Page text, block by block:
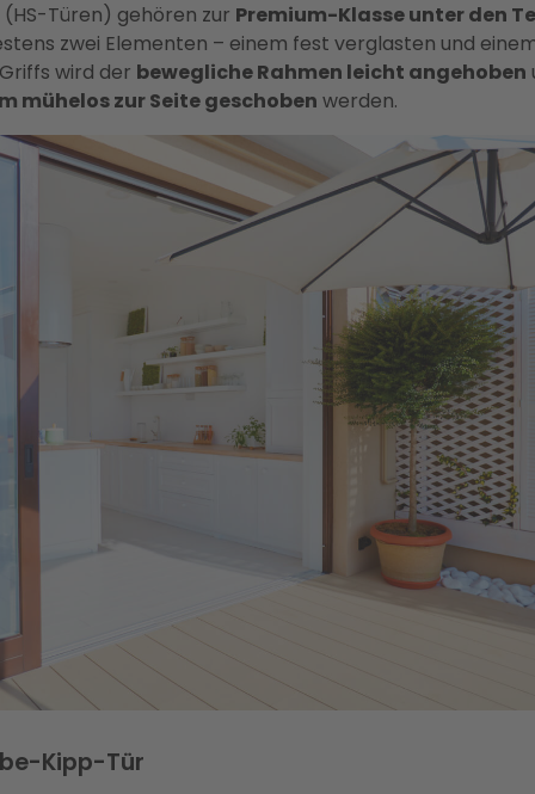
Türen) gehören zur Premium-Klasse unter den
zwei Elementen – einem fest verglasten und
wird der bewegliche Rahmen leicht angehoben
mühelos zur Seite geschoben werden.
Kipp-Tür